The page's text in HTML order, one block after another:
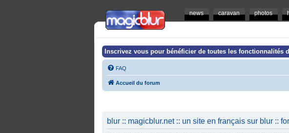
news caravan photos
Inscrivez vous pour bénéficier de toutes les fonctionnalités
FAQ
Accueil du forum
blur :: magicblur.net :: un site en français sur blur ::